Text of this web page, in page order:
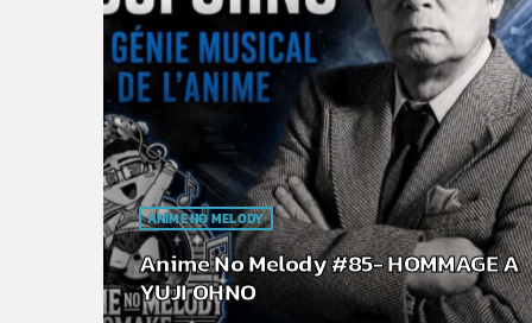
ANIME NO MELODY
Anime No Melody #85- HOMMAGE A
YUJI OHNO